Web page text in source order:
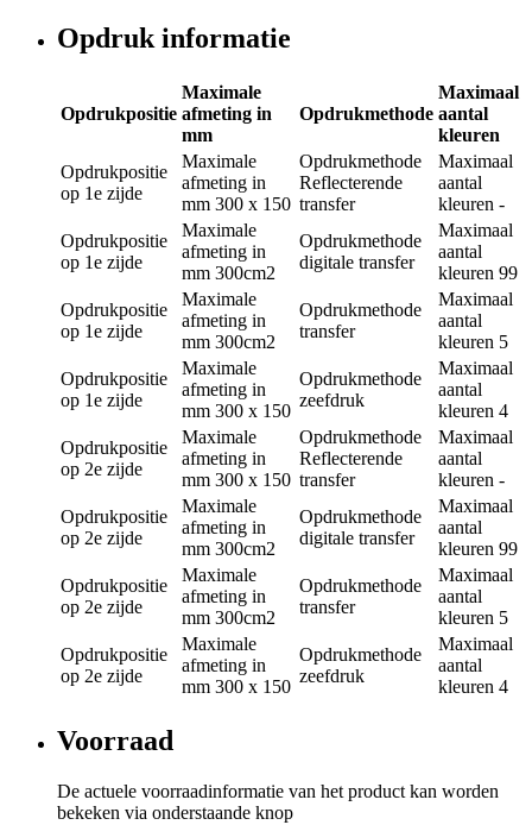
Opdruk informatie
Opdrukpositie
Maximale
afmeting in
mm
Opdrukmethode
Maximaal
aantal
kleuren
Opdrukpositie
op 1e zijde
Maximale
afmeting in
mm 300 x 150
Opdrukmethode
Reflecterende
transfer
Maximaal
aantal
kleuren -
Opdrukpositie
op 1e zijde
Maximale
afmeting in
mm 300cm2
Opdrukmethode
digitale transfer
Maximaal
aantal
kleuren 99
Opdrukpositie
op 1e zijde
Maximale
afmeting in
mm 300cm2
Opdrukmethode
transfer
Maximaal
aantal
kleuren 5
Opdrukpositie
op 1e zijde
Maximale
afmeting in
mm 300 x 150
Opdrukmethode
zeefdruk
Maximaal
aantal
kleuren 4
Opdrukpositie
op 2e zijde
Maximale
afmeting in
mm 300 x 150
Opdrukmethode
Reflecterende
transfer
Maximaal
aantal
kleuren -
Opdrukpositie
op 2e zijde
Maximale
afmeting in
mm 300cm2
Opdrukmethode
digitale transfer
Maximaal
aantal
kleuren 99
Opdrukpositie
op 2e zijde
Maximale
afmeting in
mm 300cm2
Opdrukmethode
transfer
Maximaal
aantal
kleuren 5
Opdrukpositie
op 2e zijde
Maximale
afmeting in
mm 300 x 150
Opdrukmethode
zeefdruk
Maximaal
aantal
kleuren 4
Voorraad
De actuele voorraadinformatie van het product kan worden
bekeken via onderstaande knop